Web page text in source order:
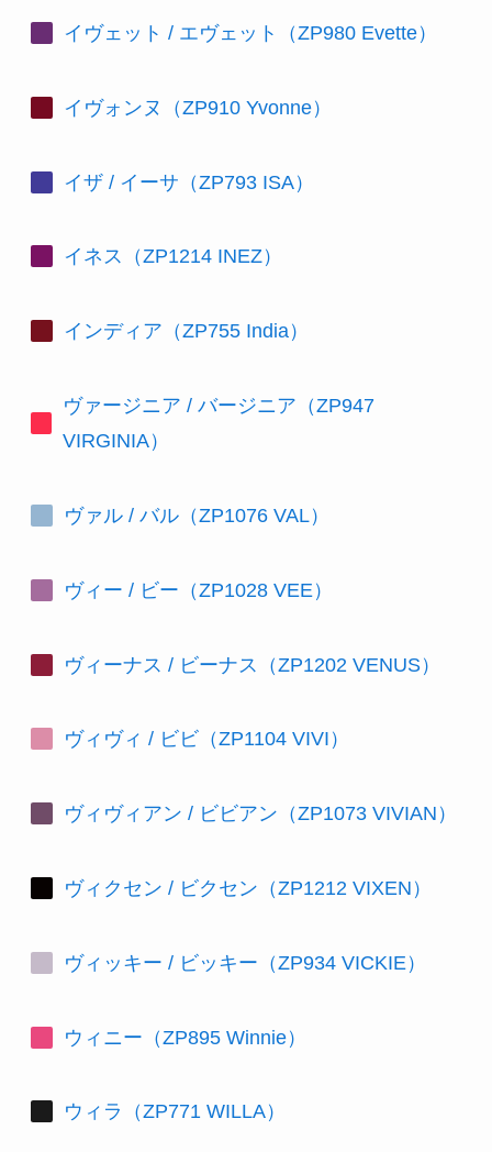
イヴェット / エヴェット（ZP980 Evette）
イヴォンヌ（ZP910 Yvonne）
イザ / イーサ（ZP793 ISA）
イネス（ZP1214 INEZ）
インディア（ZP755 India）
ヴァージニア / バージニア（ZP947
VIRGINIA）
ヴァル / バル（ZP1076 VAL）
ヴィー / ビー（ZP1028 VEE）
ヴィーナス / ビーナス（ZP1202 VENUS）
ヴィヴィ / ビビ（ZP1104 VIVI）
ヴィヴィアン / ビビアン（ZP1073 VIVIAN）
ヴィクセン / ビクセン（ZP1212 VIXEN）
ヴィッキー / ビッキー（ZP934 VICKIE）
ウィニー（ZP895 Winnie）
ウィラ（ZP771 WILLA）